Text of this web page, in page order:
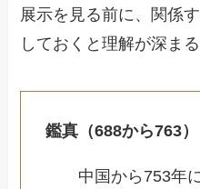
展示を見る前に、関係
しておくと理解が深ま
鑑真（688から763）
中国から753年